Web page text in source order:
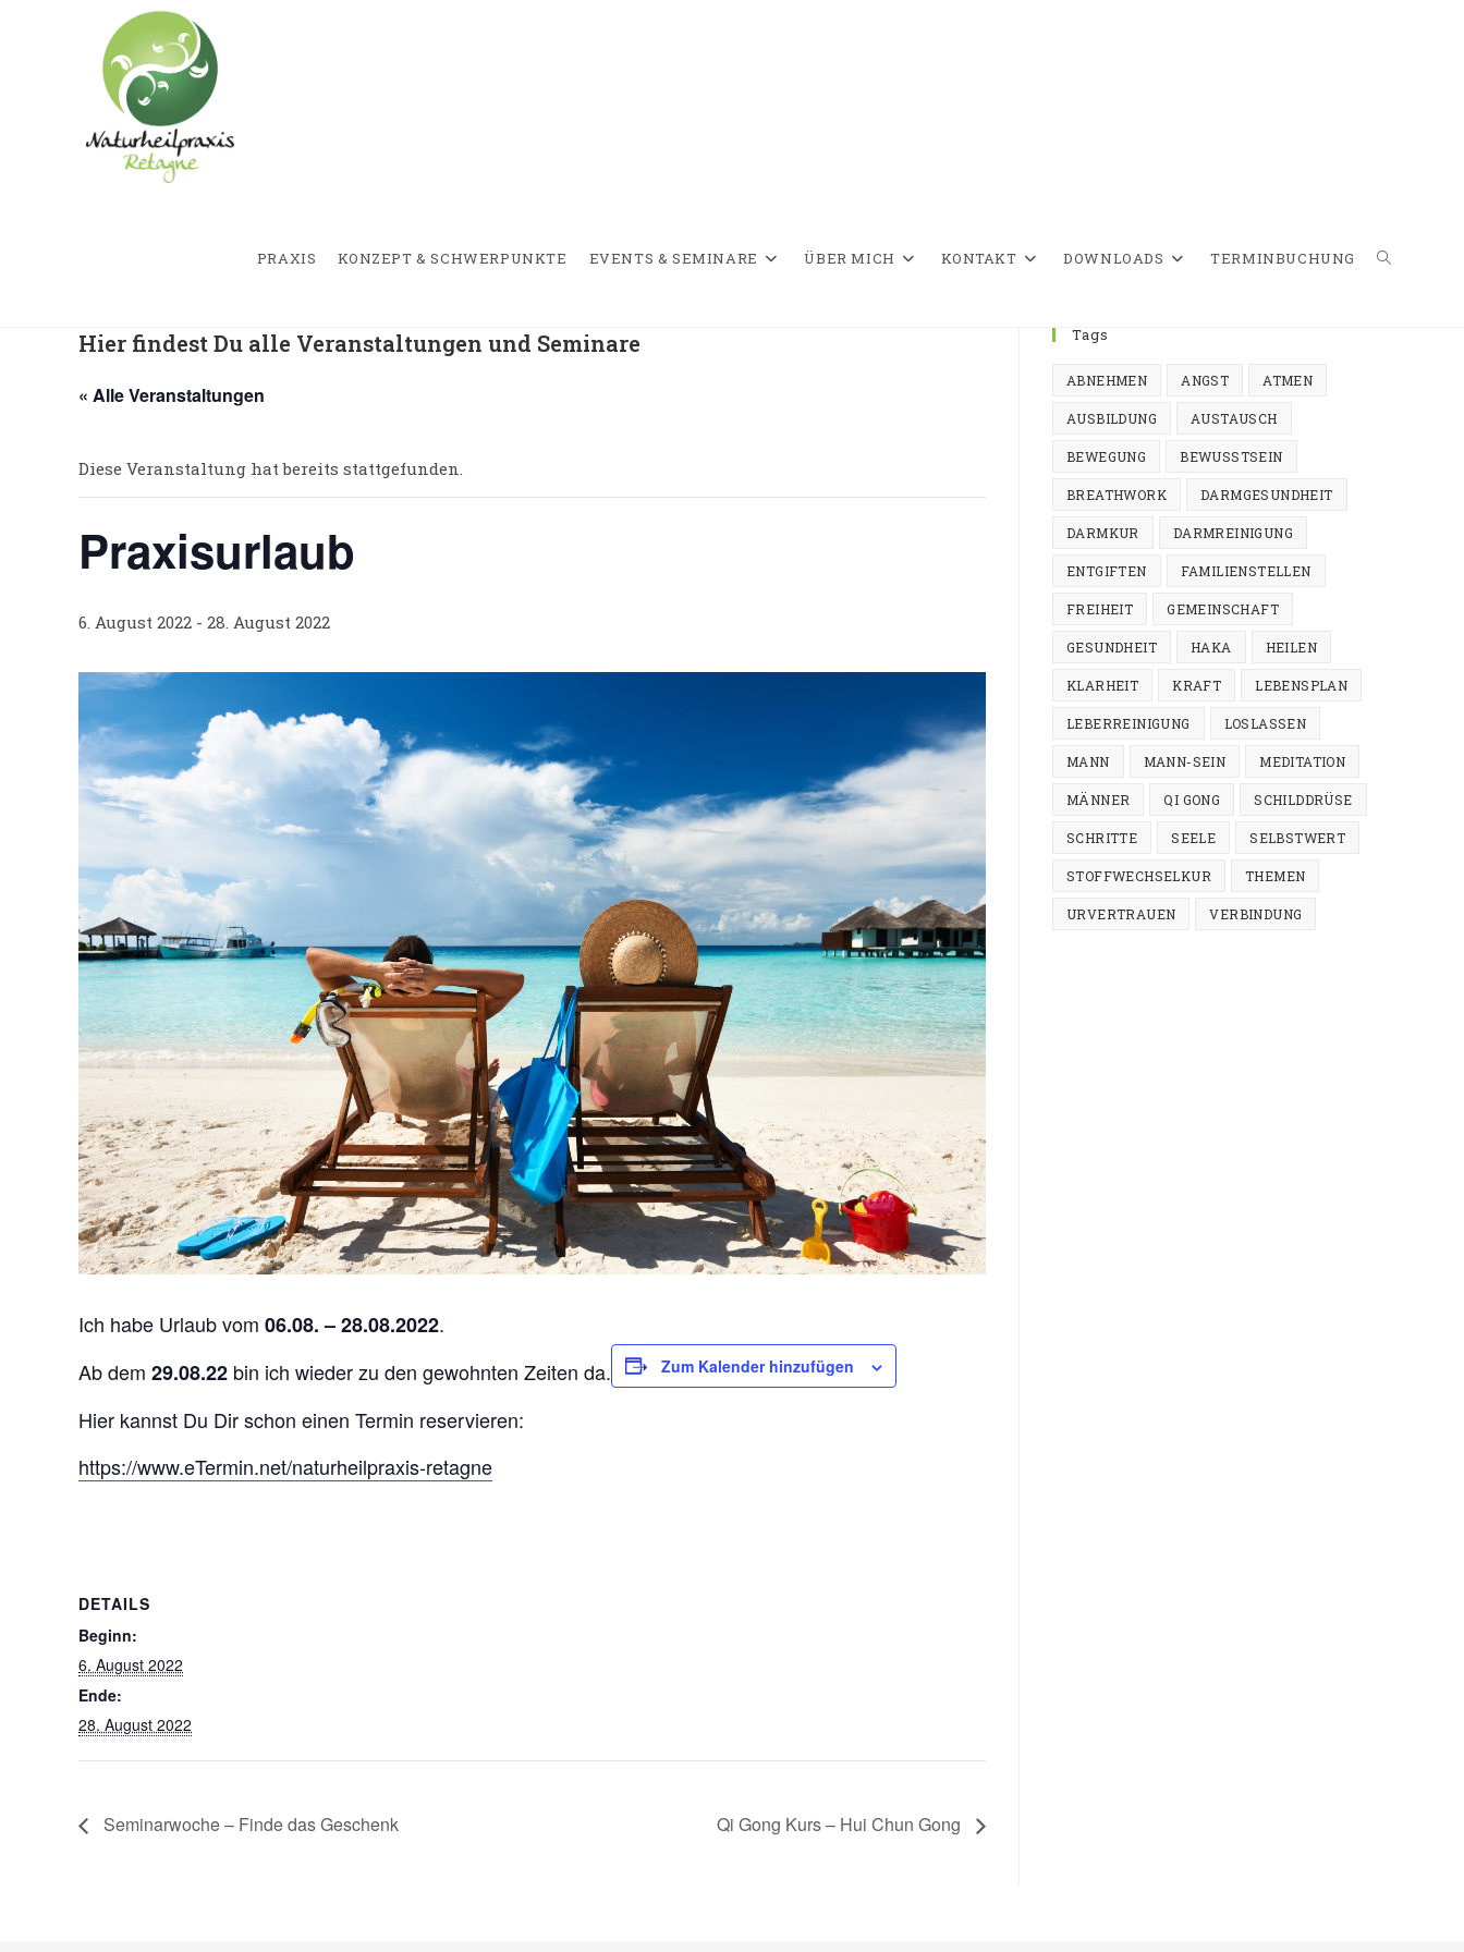
PRAXIS KONZEPT & SCHWERPUNKTE EVENTS & SEMINARE ÜBER MICH KONTAKT DOWNLOADS TERMINBUCHUNG WEBSITE-
Hier findest Du alle Veranstaltungen und Seminare
« Alle Veranstaltungen
Diese Veranstaltung hat bereits stattgefunden.
Praxisurlaub
6. August 2022 - 28. August 2022
Ich habe Urlaub vom 06.08. – 28.08.2022.
Ab dem 29.08.22 bin ich wieder zu den gewohnten Zeiten da.
Hier kannst Du Dir schon einen Termin reservieren:
https://www.eTermin.net/naturheilpraxis-retagne
Zum Kalender hinzufügen
DETAILS
Beginn:
6. August 2022
Ende:
28. August 2022
Seminarwoche – Finde das Geschenk Qi Gong Kurs – Hui Chun Gong
Tags
ABNEHMEN ANGST ATMEN
AUSBILDUNG AUSTAUSCH
BEWEGUNG BEWUSSTSEIN
BREATHWORK DARMGESUNDHEIT
DARMKUR DARMREINIGUNG
ENTGIFTEN FAMILIENSTELLEN
FREIHEIT GEMEINSCHAFT
GESUNDHEIT HAKA HEILEN
KLARHEIT KRAFT LEBENSPLAN
LEBERREINIGUNG LOSLASSEN
MANN MANN-SEIN MEDITATION
MÄNNER QI GONG SCHILDDRÜSE
SCHRITTE SEELE SELBSTWERT
STOFFWECHSELKUR THEMEN
URVERTRAUEN VERBINDUNG